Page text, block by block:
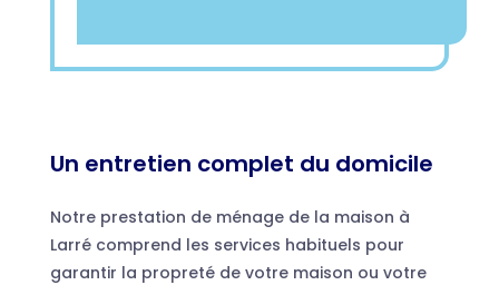
Un entretien complet du domicile
Notre prestation de ménage de la maison à
Larré comprend les services habituels pour
garantir la propreté de votre maison ou votre